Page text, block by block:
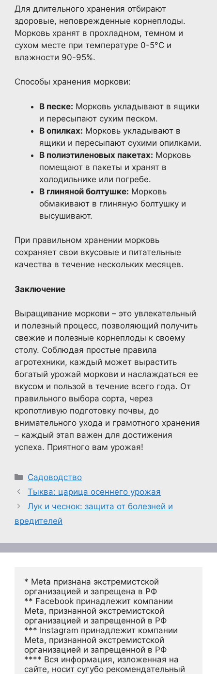
Для длительного хранения отбирают
здоровые, неповрежденные корнеплоды.
Морковь хранят в прохладном, темном и
сухом месте при температуре 0-5°C и
влажности 90-95%.
Способы хранения моркови:
В песке: Морковь укладывают в ящики
и пересыпают сухим песком.
В опилках: Морковь укладывают в
ящики и пересыпают сухими опилками.
В полиэтиленовых пакетах: Морковь
помещают в пакеты и хранят в
холодильнике или погребе.
В глиняной болтушке: Морковь
обмакивают в глиняную болтушку и
высушивают.
При правильном хранении морковь
сохраняет свои вкусовые и питательные
качества в течение нескольких месяцев.
Заключение
Выращивание моркови – это увлекательный
и полезный процесс, позволяющий получить
свежие и полезные корнеплоды к своему
столу. Соблюдая простые правила
агротехники, каждый может вырастить
богатый урожай моркови и наслаждаться ее
вкусом и пользой в течение всего года. От
правильного выбора сорта, через
кропотливую подготовку почвы, до
внимательного ухода и грамотного хранения
– каждый этап важен для достижения
успеха. Приятного вам урожая!
Рубрики
Садоводство
Тыква: царица осеннего урожая
Лук и чеснок: защита от болезней и
вредителей
* Meta признана экстремистской
организацией и запрещена в РФ
** Facebook принадлежит компании
Meta, признанной экстремистской
организацией и запрещенной в РФ
*** Instagram принадлежит компании
Meta, признанной экстремистской
организацией и запрещенной в РФ
**** Вся информация, изложенная на
сайте, носит сугубо рекомендательный